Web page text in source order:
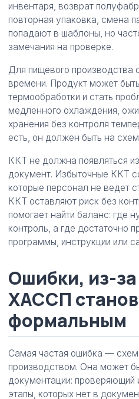
инвентаря, возврат
повторная упаковка, смена
попадают в шаблоны, но
замечания на проверке.
Для пищевого производства
времени. Продукт может
термообработки и стать
медленного охлаждения,
хранения без контроля
есть, он должен быть на
ККТ не должна появляться
документ. Избыточные ККТ
которые персонал не ведет
ККТ оставляют риск без
помогает найти баланс: где
контроль, а где достаточно
программы, инструкции или
Ошибки, из-
ХАССП
формальным
Самая частая ошибка —
производством. Она может
документации: проверяющий
этапы, которых нет в